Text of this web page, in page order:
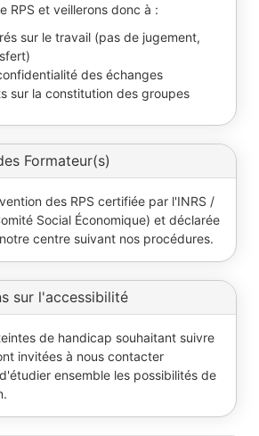
RPS et veillerons donc à :
sur le travail (pas de jugement,
des échanges
sur la constitution des groupes
Formateur(s)
des RPS certifiée par l'INRS /
Social Économique) et déclarée
centre suivant nos procédures.
sur l'accessibilité
de handicap souhaitant suivre
invitées à nous contacter
ensemble les possibilités de